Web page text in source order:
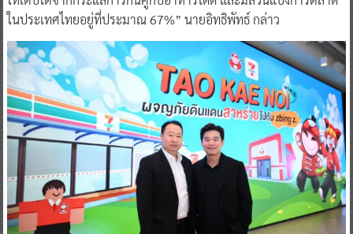
ในประเทศไทยอยู่ที่ประมาณ 67%” นายอิทธิพัทธ์ กล่าว